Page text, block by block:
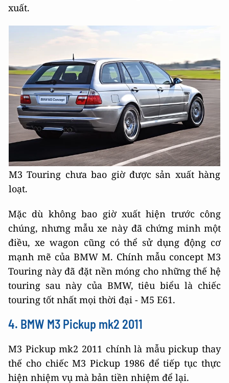
xuất.
M3 Touring chưa bao giờ được sản xuất hàng
loạt.
Mặc dù không bao giờ xuất hiện trước công
chúng, nhưng mẫu xe này đã chứng minh một
điều, xe wagon cũng có thể sử dụng động cơ
mạnh mẽ của BMW M. Chính mẫu concept M3
Touring này đã đặt nền móng cho những thế hệ
touring sau này của BMW, tiêu biểu là chiếc
touring tốt nhất mọi thời đại - M5 E61.
4. BMW M3 Pickup mk2 2011
M3 Pickup mk2 2011 chính là mẫu pickup thay
thế cho chiếc M3 Pickup 1986 để tiếp tục thực
hiện nhiệm vụ mà bản tiền nhiệm để lại.